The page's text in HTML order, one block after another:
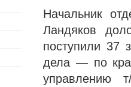
Начальник
Ландяков
поступили 37
дела — по
управлению